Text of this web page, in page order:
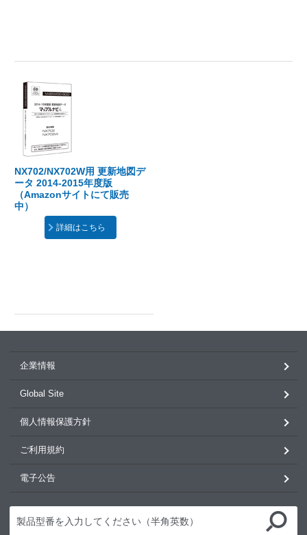
NX702/NX702W用 更新地図デ
ータ 2014-2015年度版
（Amazonサイトにて販売
中）
詳細はこちら
企業情報
Global Site
個人情報保護方針
ご利用規約
電子公告